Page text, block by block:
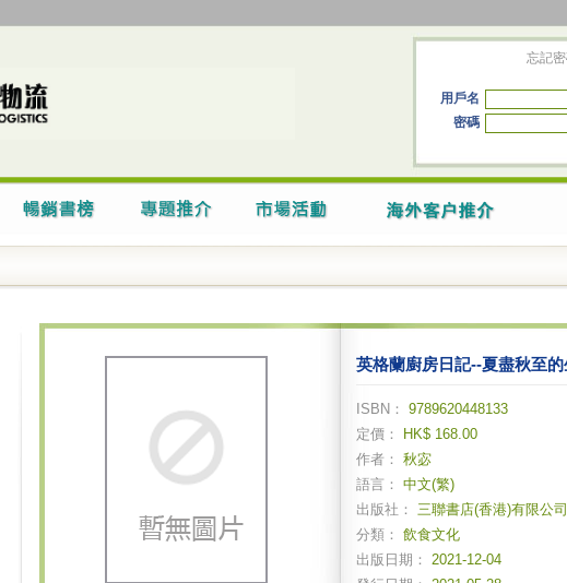
忘記
用戶名
密碼
英格蘭廚房日記--夏盡秋至
ISBN： 9789620448133
定價：
HK$ 168.00
作者： 秋宓
語言： 中文(繁)
出版社： 三聯書店(香港)有限公司
分類： 飲食文化
出版日期： 2021-12-04